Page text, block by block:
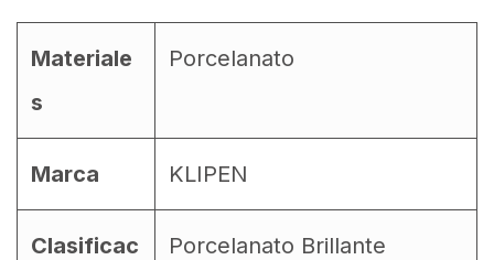
Materiale
s
Porcelanato
Marca KLIPEN
Clasificac
Porcelanato Brillante